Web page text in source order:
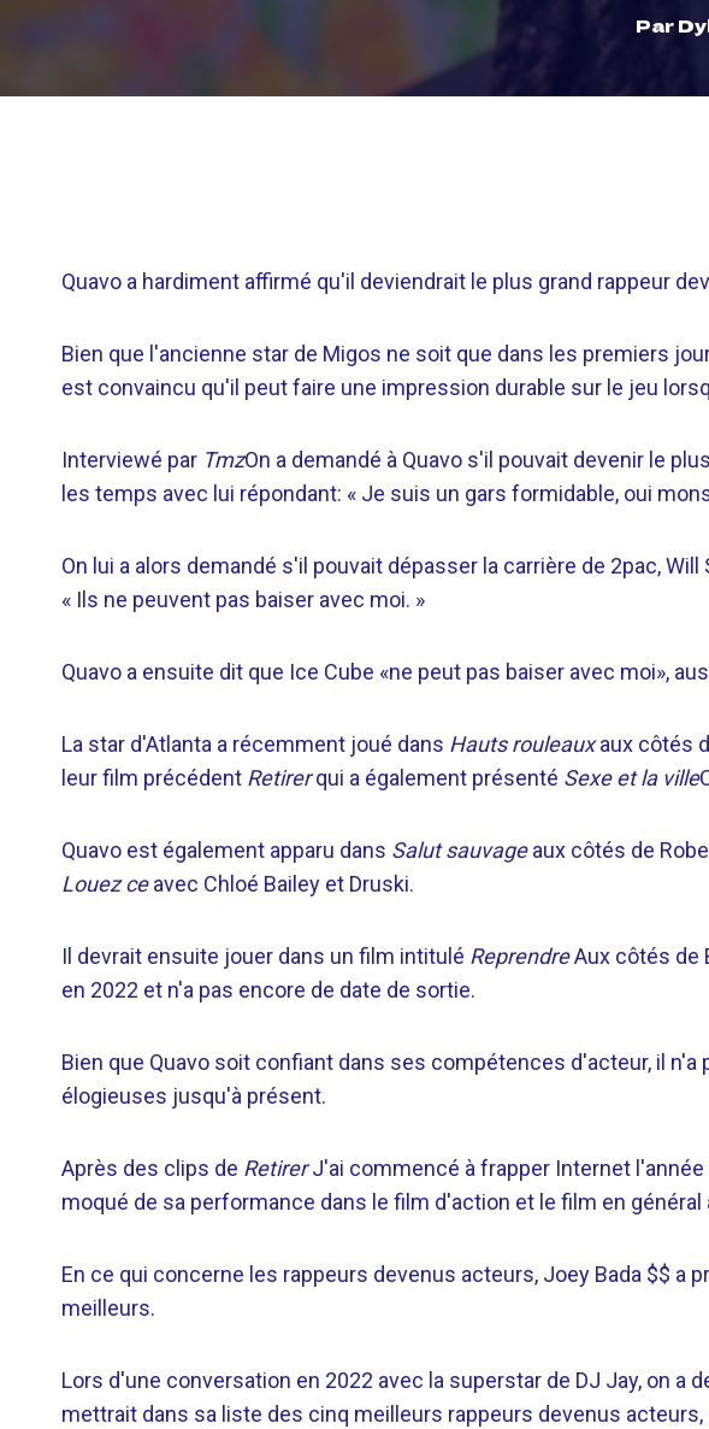
Par
Quavo a hardiment affirmé qu'il deviendrait le plus grand rappeur
Bien que l'ancienne star de Migos ne soit que dans les premiers
est convaincu qu'il peut faire une impression durable sur le jeu
Interviewé par TmzOn a demandé à Quavo s'il pouvait devenir le
les temps avec lui répondant: « Je suis un gars formidable, oui
On lui a alors demandé s'il pouvait dépasser la carrière de 2pac,
« Ils ne peuvent pas baiser avec moi. »
Quavo a ensuite dit que Ice Cube «ne peut pas baiser avec moi»,
La star d'Atlanta a récemment joué dans Hauts rouleauxaux côtés
leur film précédent Retirerqui a également présenté Sexe et la ville
Quavo est également apparu dans Salut sauvageaux côtés de
Louez ceavec Chloé Bailey et Druski.
Il devrait ensuite jouer dans un film intitulé ReprendreAux côtés de
en 2022 et n'a pas encore de date de sortie.
Bien que Quavo soit confiant dans ses compétences d'acteur, il
élogieuses jusqu'à présent.
Après des clips de RetirerJ'ai commencé à frapper Internet
moqué de sa performance dans le film d'action et le film en
En ce qui concerne les rappeurs devenus acteurs, Joey Bada $$ a
meilleurs.
Lors d'une conversation en 2022 avec la superstar de DJ Jay, on a
mettrait dans sa liste des cinq meilleurs rappeurs devenus